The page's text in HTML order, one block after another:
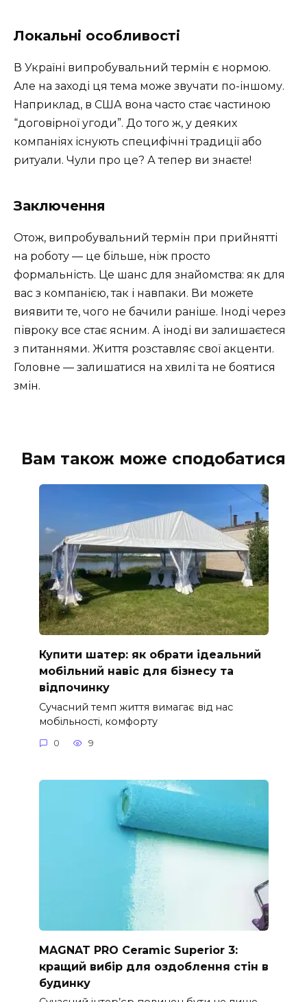
Локальні особливості
В Україні випробувальний термін є нормою.
Але на заході ця тема може звучати по-іншому.
Наприклад, в США вона часто стає частиною
“договірної угоди”. До того ж, у деяких
компаніях існують специфічні традиції або
ритуали. Чули про це? А тепер ви знаєте!
Заключення
Отож, випробувальний термін при прийнятті
на роботу — це більше, ніж просто
формальність. Це шанс для знайомства: як для
вас з компанією, так і навпаки. Ви можете
виявити те, чого не бачили раніше. Іноді через
півроку все стає ясним. А іноді ви залишаєтеся
з питаннями. Життя розставляє свої акценти.
Головне — залишатися на хвилі та не боятися
змін.
Вам також може сподобатися
Купити шатер: як обрати ідеальний
мобільний навіс для бізнесу та
відпочинку
Сучасний темп життя вимагає від нас
мобільності, комфорту
0 9
MAGNAT PRO Ceramic Superior 3:
кращий вибір для оздоблення стін в
будинку